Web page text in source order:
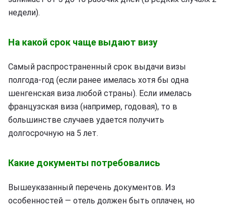
недели).
На какой срок чаще выдают визу
Самый распространенный срок выдачи визы
полгода-год (если ранее имелась хотя бы одна
шенгенская виза любой страны). Если имелась
французская виза (например, годовая), то в
большинстве случаев удается получить
долгосрочную на 5 лет.
Какие документы потребовались
Вышеуказанный перечень документов. Из
особенностей — отель должен быть оплачен, но